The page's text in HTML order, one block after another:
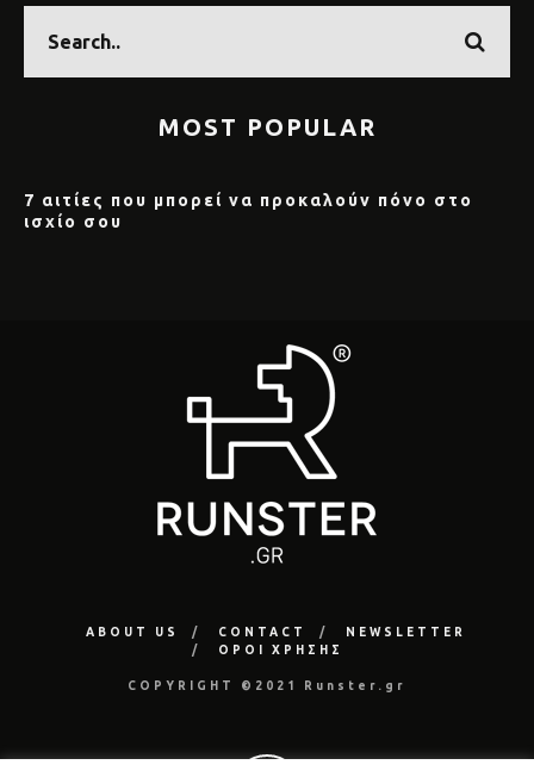
MOST POPULAR
7 αιτίες που μπορεί να προκαλούν πόνο στο
ισχίο σου
ABOUT US CONTACT
NEWSLETTER
ΟΡΟΙ ΧΡΗΣΗΣ
COPYRIGHT ©2021 Runster.gr